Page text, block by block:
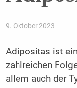
9. Oktober 2023
Adipositas ist
zahlreichen
allem auch der